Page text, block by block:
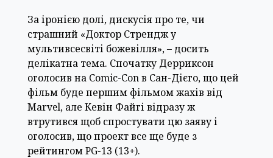
За іронією долі, дискусія про те, чи
страшний «Доктор Стрендж у
мультивсесвіті божевілля», – досить
делікатна тема. Спочатку Дерриксон
оголосив на Comic-Con в Сан-Дієго, що цей
фільм буде першим фільмом жахів від
Marvel, але Кевін Файгі відразу ж
втрутився щоб спростувати цю заяву і
оголосив, що проект все ще буде з
рейтингом PG-13 (13+).